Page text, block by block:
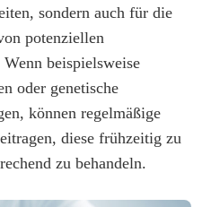
sondern auch für die
potenziellen
beispielsweise
oder genetische
können regelmäßige
diese frühzeitig zu
zu behandeln.